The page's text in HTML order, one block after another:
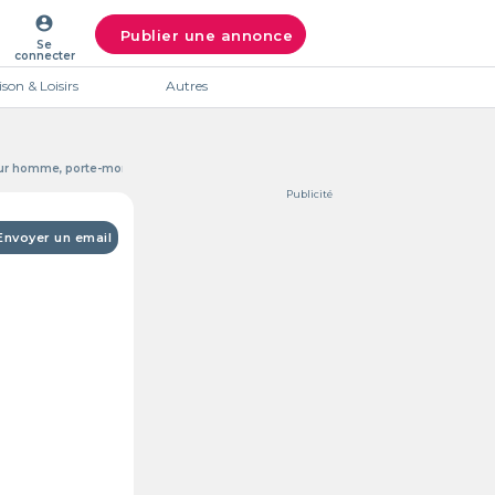
account_circle
Se
connecter
Publier une annonce
& Loisirs Autres
homme, porte-monnaie
un email
Publicité